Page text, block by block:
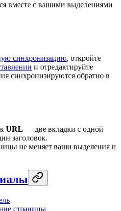
вместе с вашими выделениями
синхронизацию, откройте
и отредактируйте
синхронизируются обратно в
URL — две вкладки с одной
заголовок.
не меняет ваши выделения и
страницы